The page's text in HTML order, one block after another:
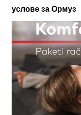
услове за Ормуз